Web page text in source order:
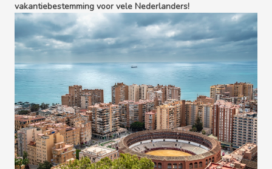
vakantiebestemming voor vele Nederlanders!